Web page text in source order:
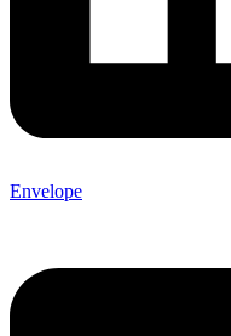
Envelope